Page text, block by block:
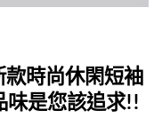
時尚休閑短袖
味是您該追求!!